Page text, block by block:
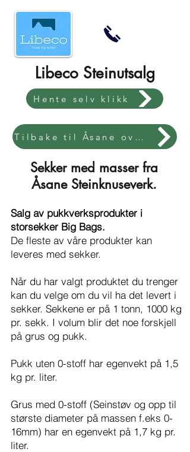
Libeco Steinutsalg
Hente selv klikk
Tilbake til Åsane oversikt
Sekker med masser fra
Åsane Steinknuseverk.
Salg av pukkverksprodukter i
storsekker Big Bags.
De fleste av våre produkter kan
leveres med sekker.
Når du har valgt produktet du trenger
kan du velge om du vil ha det levert i
sekker. Sekkene er på 1 tonn, 1000 kg
pr. sekk. I volum blir det noe forskjell
på grus og pukk.
Pukk uten 0-stoff har egenvekt på 1,5
kg pr. liter.
Grus med 0-stoff (Seinstøv og opp til
største diameter på massen f.eks 0-
16mm) har en egenvekt på 1,7 kg pr.
liter.